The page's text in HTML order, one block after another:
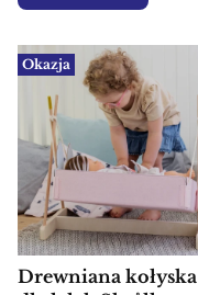
Okazja
Drewniana kołyska